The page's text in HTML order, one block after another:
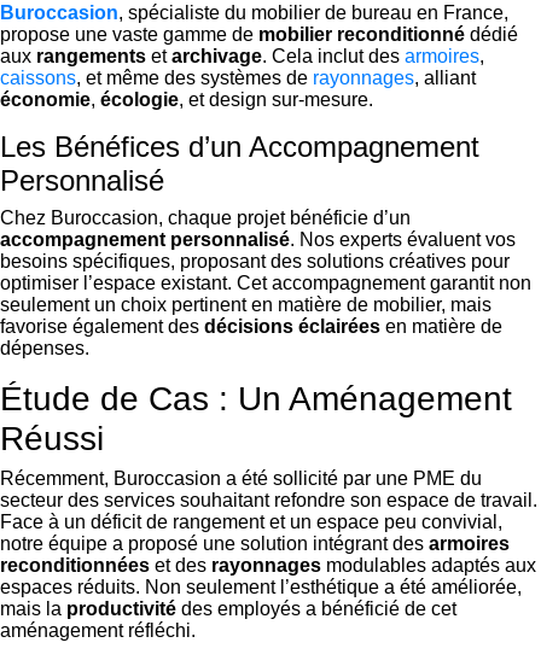
Buroccasion, spécialiste du mobilier de bureau en France,
propose une vaste gamme de mobilier reconditionné dédié
aux rangements etarchivage. Cela inclut des armoires,
caissons, et même des systèmes de rayonnages, alliant
économie, écologie, et design sur-mesure.
Les Bénéfices d’un Accompagnement
Personnalisé
Chez Buroccasion, chaque projet bénéficie d’un
accompagnement personnalisé. Nos experts évaluent vos
besoins spécifiques, proposant des solutions créatives pour
optimiser l’espace existant. Cet accompagnement garantit non
seulement un choix pertinent en matière de mobilier, mais
favorise également des décisions éclairées en matière de
dépenses.
Étude de Cas : Un Aménagement
Réussi
Récemment, Buroccasion a été sollicité par une PME du
secteur des services souhaitant refondre son espace de travail.
Face à un déficit de rangement et un espace peu convivial,
notre équipe a proposé une solution intégrant des armoires
reconditionnées et des rayonnages modulables adaptés aux
espaces réduits. Non seulement l’esthétique a été améliorée,
mais la productivité des employés a bénéficié de cet
aménagement réfléchi.